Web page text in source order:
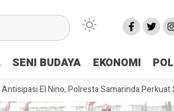
SENI BUDAYA EKONOMI
El Nino, Polresta Samarinda Perkuat Sinergi